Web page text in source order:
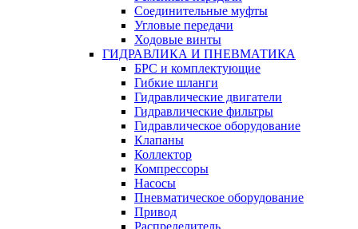
Соединительные муфты
Угловые передачи
Ходовые винты
ГИДРАВЛИКА И ПНЕВМАТИКА
БРС и комплектующие
Гибкие шланги
Гидравлические двигатели
Гидравлические фильтры
Гидравлическое оборудование
Клапаны
Коллектор
Компрессоры
Насосы
Пневматическое оборудование
Привод
Распределитель